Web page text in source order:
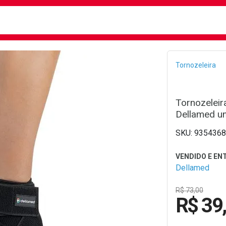
Tornozeleira
Dellamed
Dellamed
R$ 73,00
R$